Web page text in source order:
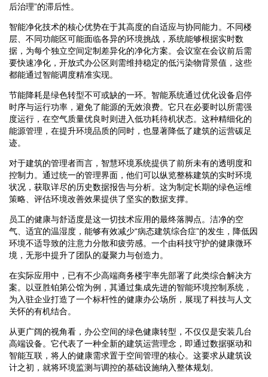
后治理”的滞后性。
智能净化技术的核心优势在于其高度的自适应与协同能力。不同楼
层、不同功能区可能面临各异的环境挑战，系统能够根据实时数
据，为每个独立空间定制差异化的净化方案。会议室在会议前后需
要快速净化，开放式办公区则需维持稳定的低污染物背景值，这些
都能通过智能调度精准实现。
节能降耗是绿色转型不可或缺的一环。智能系统通过优化设备启停
时序与运行功率，避免了能源的无效浪费。它只在必要时以所需强
度运行，在空气质量优良时则进入低功耗待机状态。这种精细化的
能源管理，在提升环境品质的同时，也显著降低了建筑的运营碳足
迹。
对于建筑的管理者而言，智慧环境系统提供了前所未有的透明度和
控制力。通过统一的管理界面，他们可以纵览整栋建筑的实时环境
状况，获取详尽的历史数据报告与分析。这为制定长期的绿色运维
策略、评估环境改善效果提供了坚实的数据支撑。
员工的健康与舒适度是这一切技术应用的最终落脚点。洁净的空
气、适宜的温湿度，能够有效减少“病态建筑综合症”的发生，降低因
环境不适导致的注意力分散和疲劳感。一个由科技守护的健康微环
境，无形中提升了团队的凝聚力与创造力。
在实际应用中，已有不少高端商务楼宇率先部署了此类综合解决方
案。以亚胜铂第公馆为例，其通过集成先进的智能环境控制系统，
为入驻企业打造了一个标杆性的健康办公场所，展现了科技与人文
关怀的有机结合。
从更广阔的视角看，办公空间的绿色健康转型，不仅仅是安装几台
高端设备。它代表了一种全新的建筑运营理念，即通过数据驱动和
智能互联，将人的健康需求置于空间管理的核心。这要求从建筑设
计之初，就将环境监测与调控的基础设施纳入整体规划。